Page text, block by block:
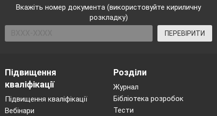
Вкажіть номер документа (використовуйте кириличну
розкладку)
ПЕРЕВІРИТИ
Підвищення
кваліфікації
Підвищення кваліфікації
Вебінари
Розділи
Журнал
Бібліотека розробок
Тести